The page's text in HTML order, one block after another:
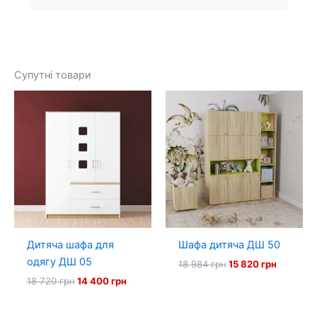
Супутні товари
Дитяча шафа для
одягу ДШ 05
18 720грн Оригінальна
14 400грнПоточна
Шафа дитяча ДШ 50
18 984грн Оригінальна
15 820грнПоточна